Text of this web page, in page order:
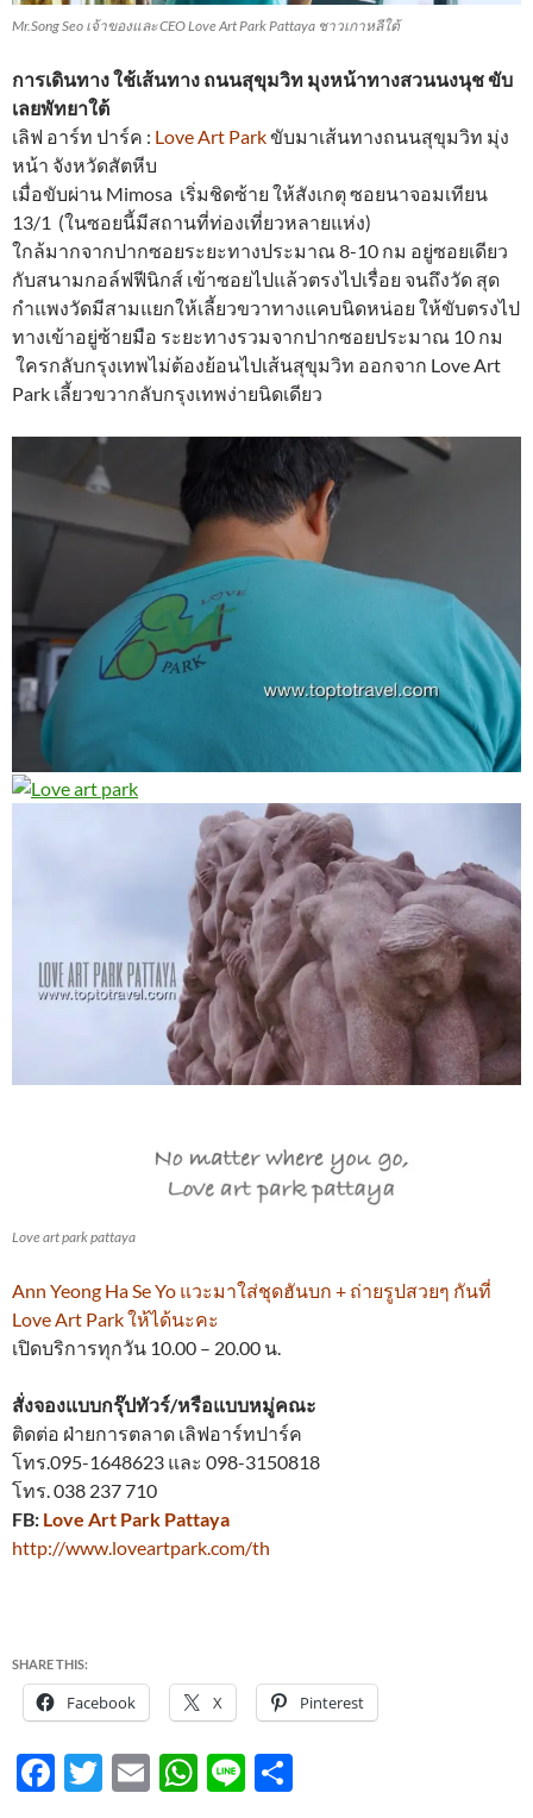
Mr.Song Seo เจ้าของและ CEO Love Art Park Pattaya ชาวเกาหลีใต้
การเดินทาง ใช้เส้นทาง ถนนสุขุมวิท มุงหน้าทางสวนนงนุช ขับ
เลยพัทยาใต้
เลิฟ อาร์ท ปาร์ค : Love Art Parkขับมาเส้นทางถนนสุขุมวิท มุ่ง
หน้า จังหวัดสัตหีบ
เมื่อขับผ่าน Mimosa เริ่มชิดซ้าย ให้สังเกตุ ซอยนาจอมเทียน
13/1 (ในซอยนี้มีสถานที่ท่องเที่ยวหลายแห่ง)
ใกล้มากจากปากซอยระยะทางประมาณ 8-10 กม อยู่ซอยเดียว
กับสนามกอล์ฟฟีนิกส์ เข้าซอยไปแล้วตรงไปเรื่อย จนถึงวัด สุด
กำแพงวัดมีสามแยกให้เลี้ยวขวาทางแคบนิดหน่อย ให้ขับตรงไป
ทางเข้าอยู่ซ้ายมือ ระยะทางรวมจากปากซอยประมาณ 10 กม
ใครกลับกรุงเทพไม่ต้องย้อนไปเส้นสุขุมวิท ออกจาก Love Art
Park เลี้ยวขวากลับกรุงเทพง่ายนิดเดียว
Love art park pattaya
Ann Yeong Ha Se Yo แวะมาใส่ชุดฮันบก‬ + ถ่ายรูปสวยๆ กันที่
Love Art Park ให้ได้นะคะ
เปิดบริการทุกวัน 10.00 – 20.00 น.
สั่งจองแบบกรุ๊ปทัวร์/หรือแบบหมู่คณะ
ติดต่อ ฝ่ายการตลาด เลิฟอาร์ทปาร์ค
โทร.095-1648623 และ 098-3150818
โทร. 038 237 710
FB: Love Art Park Pattaya
http://www.loveartpark.com/th
SHARE THIS:
Facebook X Pinterest
F
T
E
W Li